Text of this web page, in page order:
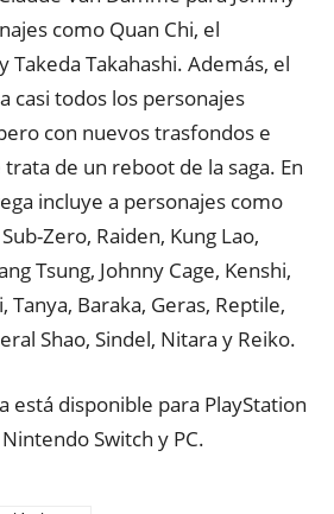
como Quan Chi, el
Takeda Takahashi. Además, el
casi todos los personajes
con nuevos trasfondos e
de un reboot de la saga. En
incluye a personajes como
Zero, Raiden, Kung Lao,
Tsung, Johnny Cage, Kenshi,
Tanya, Baraka, Geras, Reptile,
Shao, Sindel, Nitara y Reiko.
está disponible para PlayStation
Switch y PC.